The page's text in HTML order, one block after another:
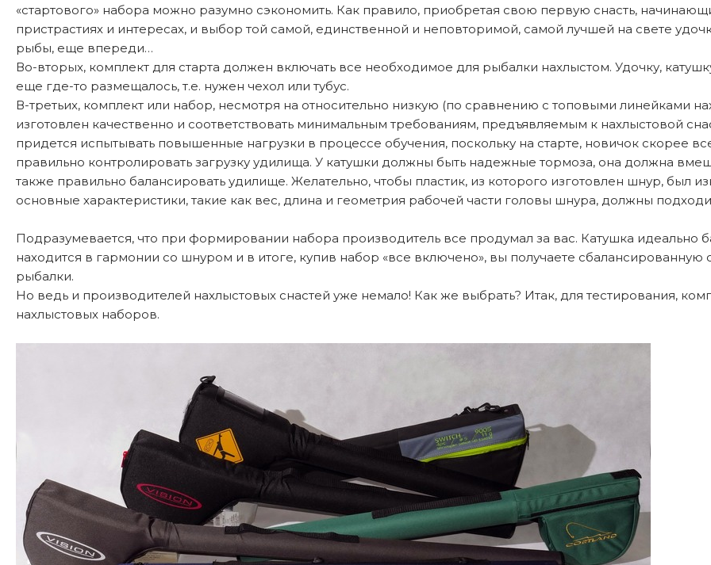
«стартового» набора можно разумно сэкономить. Как правило, приобретая свою первую снасть,
пристрастиях и интересах, и выбор той самой, единственной и неповторимой, самой лучшей на свете
рыбы, еще впереди…
Во-вторых, комплект для старта должен включать все необходимое для рыбалки нахлыстом. Удочку,
еще где-то размещалось, т.е. нужен чехол или тубус.
В-третьих, комплект или набор, несмотря на относительно низкую (по сравнению с топовыми линейками
изготовлен качественно и соответствовать минимальным требованиям, предъявляемым к нахлыстовой
придется испытывать повышенные нагрузки в процессе обучения, поскольку на старте, новичок скорее
правильно контролировать загрузку удилища. У катушки должны быть надежные тормоза, она должна
также правильно балансировать удилище. Желательно, чтобы пластик, из которого изготовлен шнур, был
основные характеристики, такие как вес, длина и геометрия рабочей части головы шнура, должны
Подразумевается, что при формировании набора производитель все продумал за вас. Катушка идеально
находится в гармонии со шнуром и в итоге, купив набор «все включено», вы получаете сбалансированную
рыбалки.
Но ведь и производителей нахлыстовых снастей уже немало! Как же выбрать? Итак, для тестирования,
нахлыстовых наборов.